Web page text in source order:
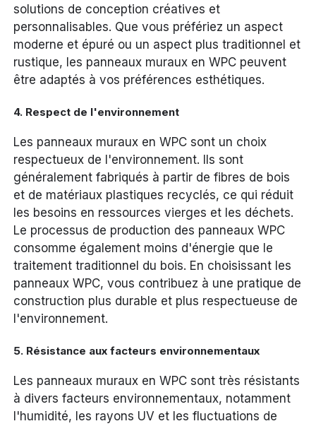
solutions de conception créatives et
personnalisables. Que vous préfériez un aspect
moderne et épuré ou un aspect plus traditionnel et
rustique, les panneaux muraux en WPC peuvent
être adaptés à vos préférences esthétiques.
4. Respect de l'environnement
Les panneaux muraux en WPC sont un choix
respectueux de l'environnement. Ils sont
généralement fabriqués à partir de fibres de bois
et de matériaux plastiques recyclés, ce qui réduit
les besoins en ressources vierges et les déchets.
Le processus de production des panneaux WPC
consomme également moins d'énergie que le
traitement traditionnel du bois. En choisissant les
panneaux WPC, vous contribuez à une pratique de
construction plus durable et plus respectueuse de
l'environnement.
5. Résistance aux facteurs environnementaux
Les panneaux muraux en WPC sont très résistants
à divers facteurs environnementaux, notamment
l'humidité, les rayons UV et les fluctuations de